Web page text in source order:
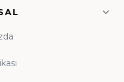
çağında atılan
vermesidir. Evinde